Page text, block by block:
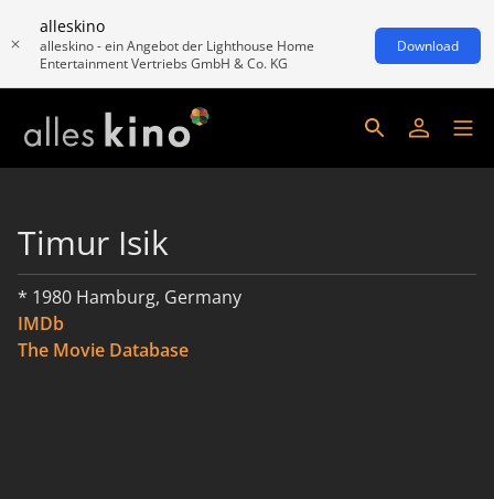
alleskino
alleskino - ein Angebot der Lighthouse Home
Entertainment Vertriebs GmbH & Co. KG
Download
Timur Isik
* 1980 Hamburg, Germany
IMDb
The Movie Database